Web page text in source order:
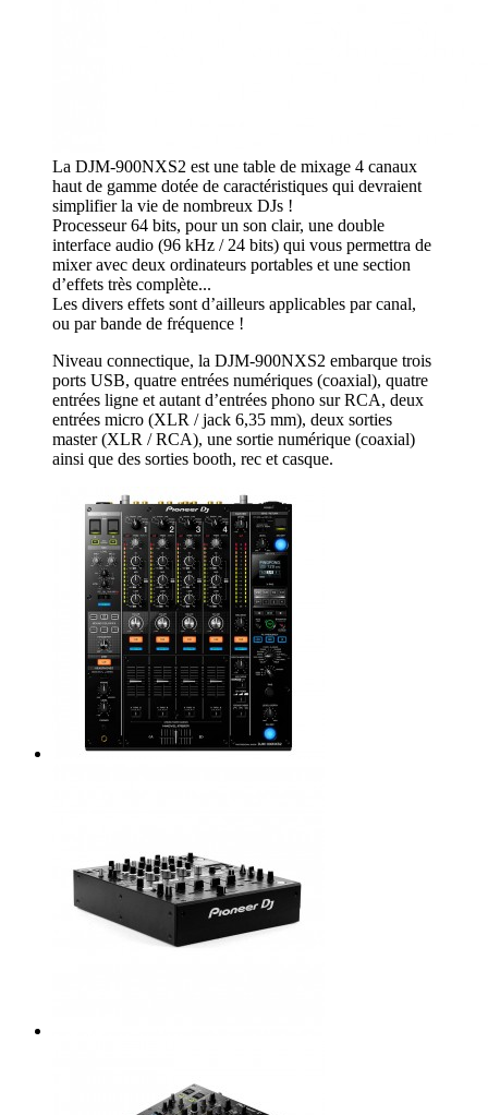
La DJM-900NXS2 est une table de mixage 4 canaux
haut de gamme dotée de caractéristiques qui devraient
simplifier la vie de nombreux DJs !
Processeur 64 bits, pour un son clair, une double
interface audio (96 kHz / 24 bits) qui vous permettra de
mixer avec deux ordinateurs portables et une section
d’effets très complète...
Les divers effets sont d’ailleurs applicables par canal,
ou par bande de fréquence !
Niveau connectique, la DJM-900NXS2 embarque trois
ports USB, quatre entrées numériques (coaxial), quatre
entrées ligne et autant d’entrées phono sur RCA, deux
entrées micro (XLR / jack 6,35 mm), deux sorties
master (XLR / RCA), une sortie numérique (coaxial)
ainsi que des sorties booth, rec et casque.